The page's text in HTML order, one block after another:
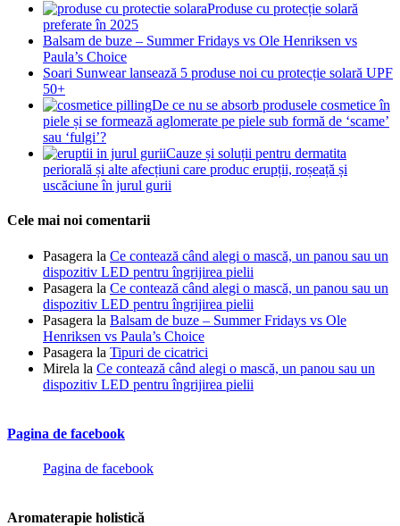
Produse cu protecție solară
preferate în 2025
Balsam de buze – Summer Fridays vs Ole Henriksen vs
Paula’s Choice
Soari Sunwear lansează 5 produse noi cu protecție solară UPF
50+
De ce nu se absorb produsele cosmetice în
piele și se formează aglomerate pe piele sub formă de ‘scame’
sau ‘fulgi’?
Cauze și soluții pentru dermatita
periorală și alte afecțiuni care produc erupții, roșeață și
uscăciune în jurul gurii
Cele mai noi comentarii
Pasagera la Ce contează când alegi o mască, un panou sau un
dispozitiv LED pentru îngrijirea pielii
Pasagera la Ce contează când alegi o mască, un panou sau un
dispozitiv LED pentru îngrijirea pielii
Pasagera la Balsam de buze – Summer Fridays vs Ole
Henriksen vs Paula’s Choice
Pasagera la Tipuri de cicatrici
Mirela la Ce contează când alegi o mască, un panou sau un
dispozitiv LED pentru îngrijirea pielii
Pagina de facebook
Pagina de facebook
Aromaterapie holistică